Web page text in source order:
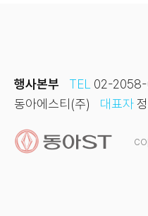
행사본부 TEL 02-
동아에스티(주)
대표자